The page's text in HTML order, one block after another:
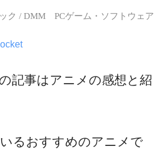
ク / DMM PCゲーム・ソフトウェア
記事はアニメの感想と紹
るおすすめのアニメで